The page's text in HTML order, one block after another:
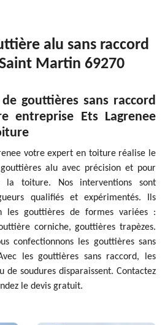
alu sans raccord
Martin 69270
gouttières sans raccord
entreprise Ets Lagrenee
votre expert en toiture réalise le
alu avec précision et pour
la toiture. Nos interventions sont
qualifiés et expérimentés. Ils
les gouttières de formes variées :
corniche, gouttières trapèzes.
confectionnons les gouttières sans
les gouttières sans raccord, les
de soudures disparaissent. Contactez
le devis gratuit.